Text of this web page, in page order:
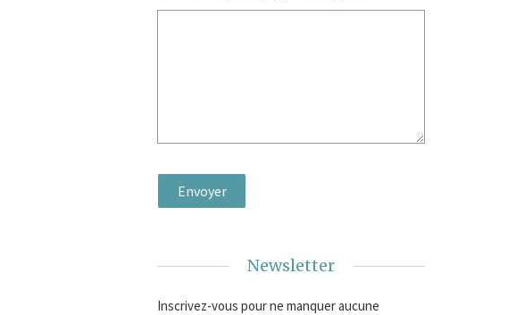
Newsletter
Inscrivez-vous pour ne manquer aucune